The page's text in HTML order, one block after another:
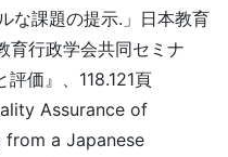
な課題の提示.」日本教育
育行政学会共同セミナ
価』、118.121頁
Assurance of
from a Japanese